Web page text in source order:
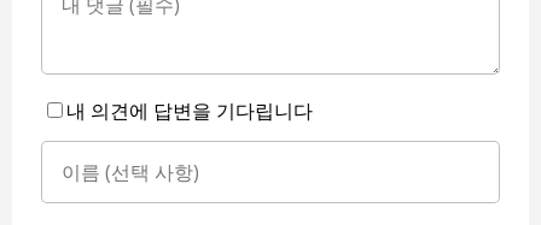
내 의견에 답변을 기다립니다